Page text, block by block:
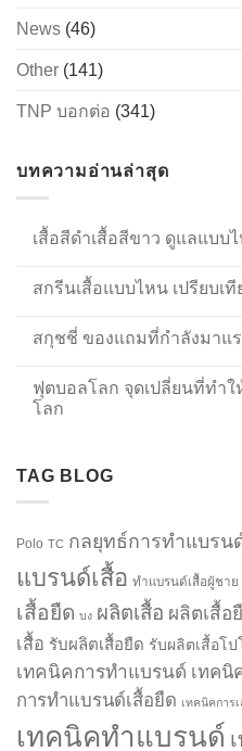
News (46)
Other (141)
TNP บอกต่อ (341)
บทความอ่านล่าสุด
เสื้อสีดำเสื้อสีขาว ดูแลแบบ
สกรีนเสื้อแบบไหน เปรียบเ
สกุชชี่ ของแถมที่กำลังมาแ
ฟุตบอลโลก จุดเปลี่ยนที่ทำ
โลก
TAG BLOG
Polo TC กลยุทธ์การทำแบรน
แบรนด์เสื้อ ทำแบรนด์เสื้อผู้ชาย
เสื้อยืด บง ผลิตเสื้อ ผลิตเสื้อ
เสื้อ รับผลิตเสื้อยืด รับผลิตเสื้อโป
เทคนิคการทำแบรนด์ เทคนิ
การทำแบรนด์เสื้อยืด เทคนิคการ
เทคนิคทำแบรนด์